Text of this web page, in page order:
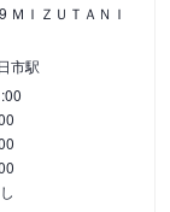
ＭＩＺＵＴＡＮＩ
市駅